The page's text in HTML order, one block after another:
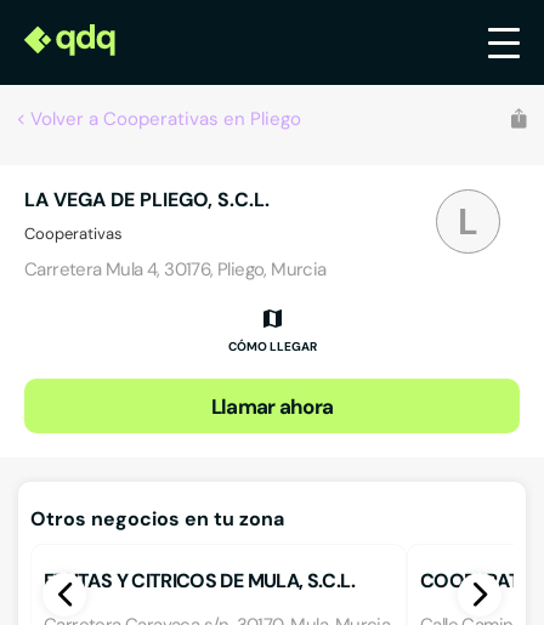
Volver a Cooperativas en Pliego
L
LA VEGA DE PLIEGO, S.C.L.
Cooperativas
Carretera Mula 4, 30176, Pliego, Murcia
CÓMO LLEGAR
Llamar ahora
Otros negocios en tu zona
FRUTAS Y CITRICOS DE MULA, S.C.L.